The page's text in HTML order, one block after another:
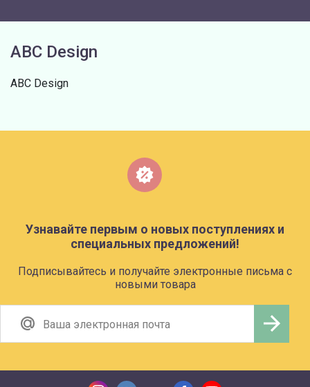
ABC Design
ABC Design
Узнавайте первым о новых поступлениях и
специальных предложений!
Подписывайтесь и получайте электронные письма с
новыми товара